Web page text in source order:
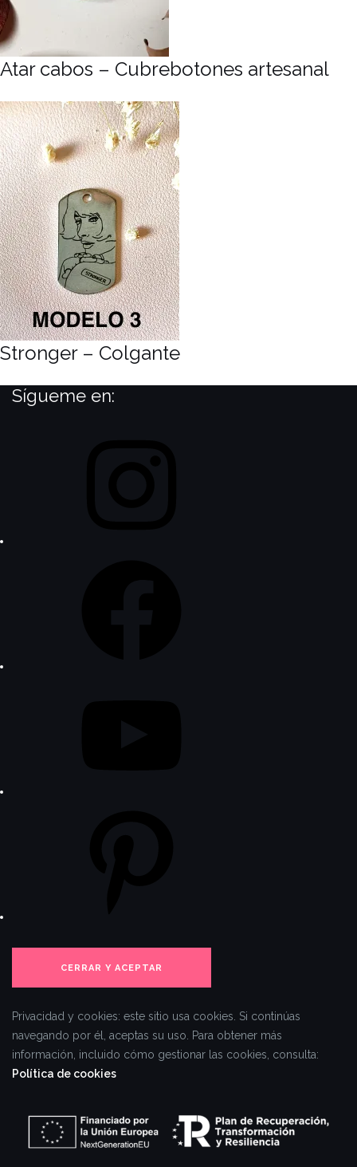
Atar cabos – Cubrebotones artesanal
Stronger – Colgante
Sígueme en:
Privacidad y cookies: este sitio usa cookies. Si continúas
navegando por él, aceptas su uso. Para obtener más
información, incluido cómo gestionar las cookies, consulta:
Política de cookies